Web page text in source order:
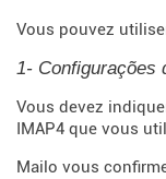
Vous pouvez
1- Configurações
Vous devez
IMAP4 que vous
Mailo vous